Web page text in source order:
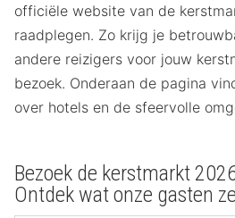
officiële website van de
raadplegen. Zo krijg je
andere reizigers voor jouw
bezoek. Onderaan de pagina
over hotels en de sfeervolle
Bezoek de kerstmarkt
Ontdek wat onze gasten